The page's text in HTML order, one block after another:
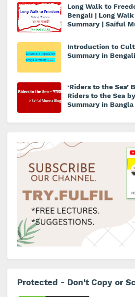
Long Walk to
Bengali | Long
Summary | Saiful
Introduction to
Summary in
‘Riders to the Sea’
Riders to the Sea
Summary in
Protected - Don't Copy or